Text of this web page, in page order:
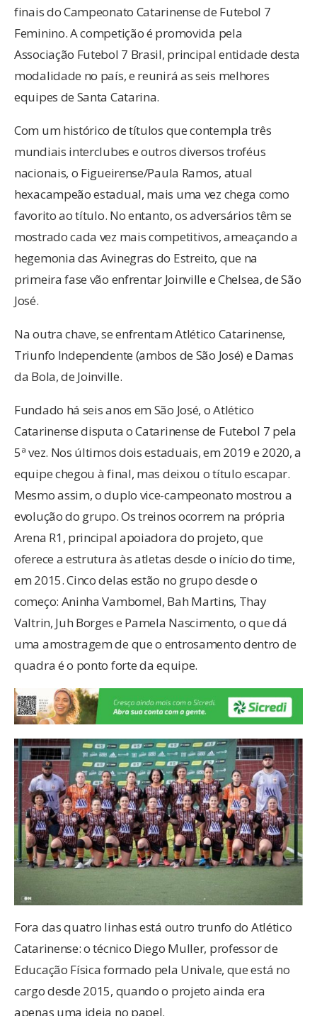
finais do Campeonato Catarinense de Futebol 7
Feminino. A competição é promovida pela
Associação Futebol 7 Brasil, principal entidade desta
modalidade no país, e reunirá as seis melhores
equipes de Santa Catarina.
Com um histórico de títulos que contempla três
mundiais interclubes e outros diversos troféus
nacionais, o Figueirense/Paula Ramos, atual
hexacampeão estadual, mais uma vez chega como
favorito ao título. No entanto, os adversários têm se
mostrado cada vez mais competitivos, ameaçando a
hegemonia das Avinegras do Estreito, que na
primeira fase vão enfrentar Joinville e Chelsea, de São
José.
Na outra chave, se enfrentam Atlético Catarinense,
Triunfo Independente (ambos de São José) e Damas
da Bola, de Joinville.
Fundado há seis anos em São José, o Atlético
Catarinense disputa o Catarinense de Futebol 7 pela
5ª vez. Nos últimos dois estaduais, em 2019 e 2020, a
equipe chegou à final, mas deixou o título escapar.
Mesmo assim, o duplo vice-campeonato mostrou a
evolução do grupo. Os treinos ocorrem na própria
Arena R1, principal apoiadora do projeto, que
oferece a estrutura às atletas desde o início do time,
em 2015. Cinco delas estão no grupo desde o
começo: Aninha Vambomel, Bah Martins, Thay
Valtrin, Juh Borges e Pamela Nascimento, o que dá
uma amostragem de que o entrosamento dentro de
quadra é o ponto forte da equipe.
Fora das quatro linhas está outro trunfo do Atlético
Catarinense: o técnico Diego Muller, professor de
Educação Física formado pela Univale, que está no
cargo desde 2015, quando o projeto ainda era
apenas uma ideia no papel.